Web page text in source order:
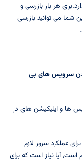
هر بار بازرسی و
شما می توانید بازرسی
سرویس های بی
ها و اپلیکیشن های در
عملکرد سرور لازم
آیا نیاز است که برای